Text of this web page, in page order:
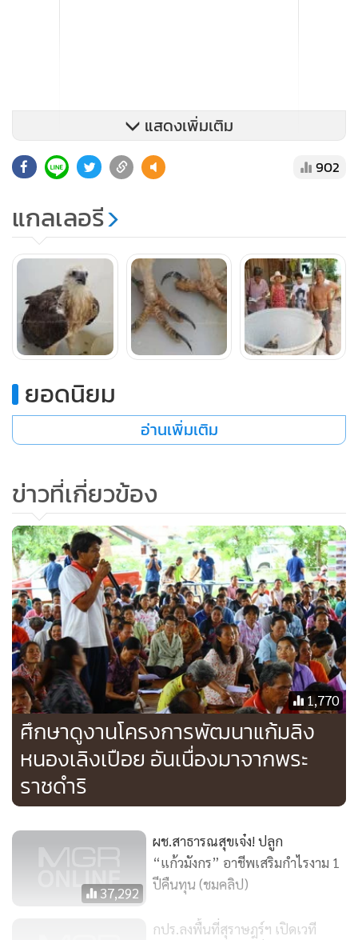
ตามพระราชบัญญัติสงวนและคุ้มครองสัตว์ป่า พุทธศักราช 2535
อินทรีทะเลหัวนวล จัดเป็นสัตว์ป่าคุ้มครองที่ใกล้ศูนย์พันธุ์ ในช่วง
ฤดูหนาวจะมีการอพยพหนีหนาวมาสู่ภูมิภาคที่อุ่นกว่า เช่น
บ่อยนัก
แสดงเพิ่มเติม
902
แกลเลอรี
ยอดนิยม
อ่านเพิ่มเติม
ข่าวที่เกี่ยวข้อง
1,770
ศึกษาดูงานโครงการพัฒนาแก้มลิง
หนองเลิงเปือย อันเนื่องมาจากพระ
37,292
ผช.สาธารณสุขเจ๋ง! ปลูก
“แก้วมังกร” อาชีพเสริมกำไรงาม 1
ปีคืนทุน (ชมคลิป)
กปร.ลงพื้นที่สุราษฎร์ฯ เปิดเวที